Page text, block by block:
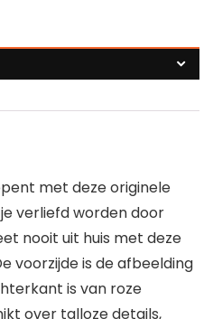
met deze originele
verliefd worden door
nooit uit huis met deze
voorzijde is de afbeelding
is van roze
over talloze details,